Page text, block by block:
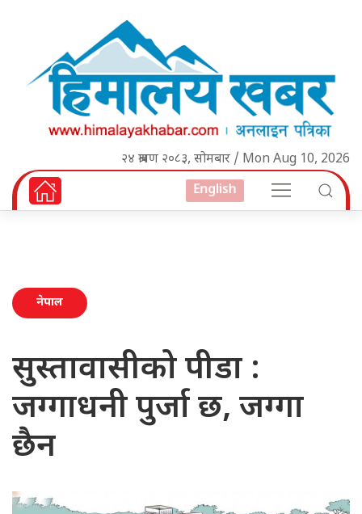
२४ श्रावण २०८३, सोमबार / Mon Aug 10, 2026
English
नेपाल
सुस्तावासीको पीडा :
जग्गाधनी पुर्जा छ, जग्गा
छैन